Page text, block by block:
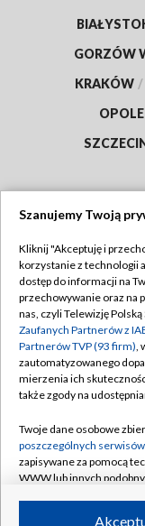
GORZÓW
KRAKÓW /
OPOLE
Abonament TVP
Emisja w TVP
Centrum
Naziemna
Rada Programowa
System NOS
Informacje o
Szanujemy Twoją
Kliknij "Akceptuję i
korzystanie z technologii
dostęp do informacji na
przechowywanie oraz na
nas, czyli Telewizję
Zaufanych Partnerów z
Partnerów TVP (93 firm),
zautomatyzowanego
mierzenia ich
także zgody na
Twoje dane osobowe
poszczególnych serwisów
zapisywane za pomocą
WWW lub innych